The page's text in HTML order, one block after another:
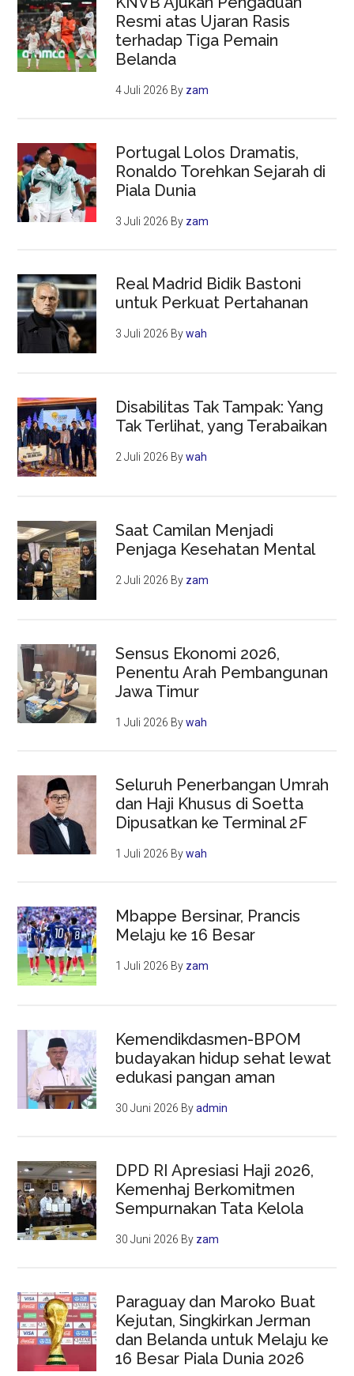
Resmi atas Ujaran Rasis
terhadap Tiga Pemain
Belanda
4 Juli 2026 By zam
Portugal Lolos Dramatis,
Ronaldo Torehkan Sejarah di
Piala Dunia
3 Juli 2026 By zam
Real Madrid Bidik Bastoni
untuk Perkuat Pertahanan
3 Juli 2026 Bywah
Disabilitas Tak Tampak: Yang
Tak Terlihat, yang Terabaikan
2 Juli 2026 Bywah
Saat Camilan Menjadi
Penjaga Kesehatan Mental
2 Juli 2026 By zam
Sensus Ekonomi 2026,
Penentu Arah Pembangunan
Jawa Timur
1 Juli 2026 Bywah
Seluruh Penerbangan Umrah
dan Haji Khusus di Soetta
Dipusatkan ke Terminal 2F
1 Juli 2026 Bywah
Mbappe Bersinar, Prancis
Melaju ke 16 Besar
1 Juli 2026 By zam
Kemendikdasmen-BPOM
budayakan hidup sehat lewat
edukasi pangan aman
30 Juni 2026 Byadmin
DPD RI Apresiasi Haji 2026,
Kemenhaj Berkomitmen
Sempurnakan Tata Kelola
30 Juni 2026 By zam
Paraguay dan Maroko Buat
Kejutan, Singkirkan Jerman
dan Belanda untuk Melaju ke
16 Besar Piala Dunia 2026